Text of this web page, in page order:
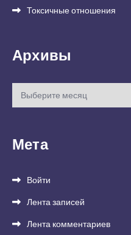
Токсичные отношения
Архивы
Архивы
Мета
Войти
Лента записей
Лента комментариев